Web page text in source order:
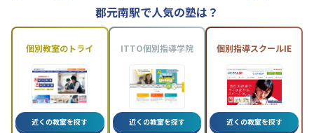
郡元南駅で人気の塾は？
個別教室のトライ
近くの教室を探す
ITTO個別指導学院
近くの教室を探す
個別指導スクールIE
近くの教室を探す